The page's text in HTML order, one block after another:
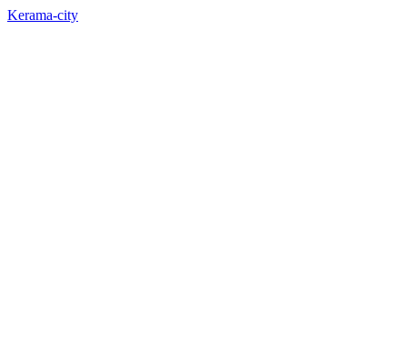
Kerama-city